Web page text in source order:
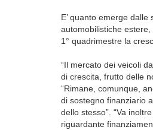
E’ quanto emerge dalle
automobilistiche
1° quadrimestre la
“Il mercato dei veicoli
di crescita, frutto delle
“Rimane, comunque,
di sostegno finanziario
dello stesso”. “Va
riguardante